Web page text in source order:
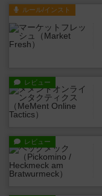
ルール/インスト
レビュー
レビュー